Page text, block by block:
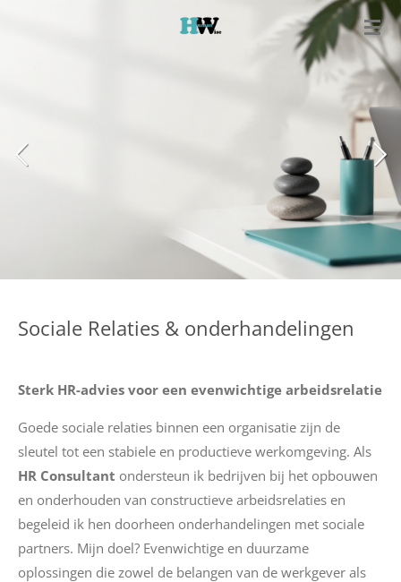
Sociale Relaties & onderhandelingen
Sterk HR-advies voor een evenwichtige arbeidsrelatie
Goede sociale relaties binnen een organisatie zijn de
sleutel tot een stabiele en productieve werkomgeving. Als
HR Consultant ondersteun ik bedrijven bij het opbouwen
en onderhouden van constructieve arbeidsrelaties en
begeleid ik hen doorheen onderhandelingen met sociale
partners. Mijn doel? Evenwichtige en duurzame
oplossingen die zowel de belangen van de werkgever als